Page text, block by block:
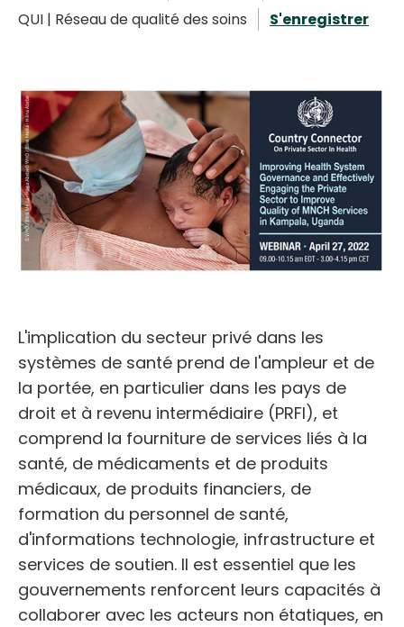
QUI | Réseau de qualité des soins
S'enregistrer
L'implication du secteur privé dans les
systèmes de santé prend de l'ampleur et de
la portée, en particulier dans les pays de
droit et à revenu intermédiaire (PRFI), et
comprend la fourniture de services liés à la
santé, de médicaments et de produits
médicaux, de produits financiers, de
formation du personnel de santé,
d'informations technologie, infrastructure et
services de soutien. Il est essentiel que les
gouvernements renforcent leurs capacités à
collaborer avec les acteurs non étatiques, en